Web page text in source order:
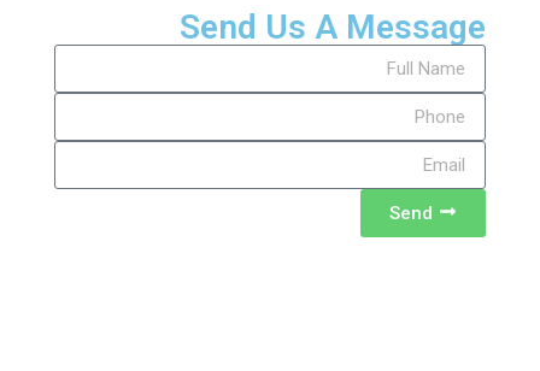
Send Us A Message
Send